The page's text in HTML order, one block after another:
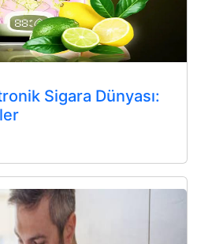
Sigara Dünyası: